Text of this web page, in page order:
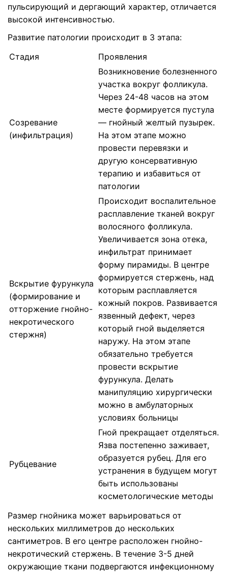
пульсирующий и дергающий характер, отличается
высокой интенсивностью.
Развитие патологии происходит в 3 этапа:
Стадия
Проявления
Созревание
(инфильтрация)
Возникновение болезненного
участка вокруг фолликула.
Через 24-48 часов на этом
месте формируется пустула
— гнойный желтый пузырек.
На этом этапе можно
провести перевязки и
другую консервативную
терапию и избавиться от
патологии
Вскрытие фурункула
(формирование и
отторжение гнойно-
некротического
стержня)
Происходит воспалительное
расплавление тканей вокруг
волосяного фолликула.
Увеличивается зона отека,
инфильтрат принимает
форму пирамиды. В центре
формируется стержень, над
которым расплавляется
кожный покров. Развивается
язвенный дефект, через
который гной выделяется
наружу. На этом этапе
обязательно требуется
провести вскрытие
фурункула. Делать
манипуляцию хирургически
можно в амбулаторных
условиях больницы
Рубцевание
Гной прекращает отделяться.
Язва постепенно заживает,
образуется рубец. Для его
устранения в будущем могут
быть использованы
косметологические методы
Размер гнойника может варьироваться от
нескольких миллиметров до нескольких
сантиметров. В его центре расположен гнойно-
некротический стержень. В течение 3-5 дней
окружающие ткани подвергаются инфекционному